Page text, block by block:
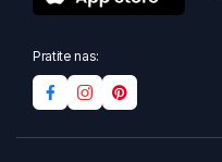
Pratite nas: